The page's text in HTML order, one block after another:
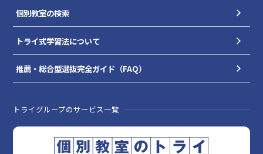
個別教室の検索
トライ式学習法について
推薦・総合型選抜完全ガイド（FAQ）
トライグループのサービス一覧